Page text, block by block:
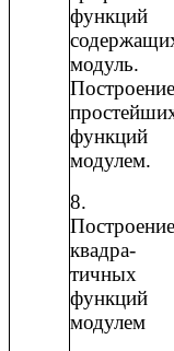
функций
модуль.
Построение
модулем.
8.
Построение
квадра-
тичных
модулем